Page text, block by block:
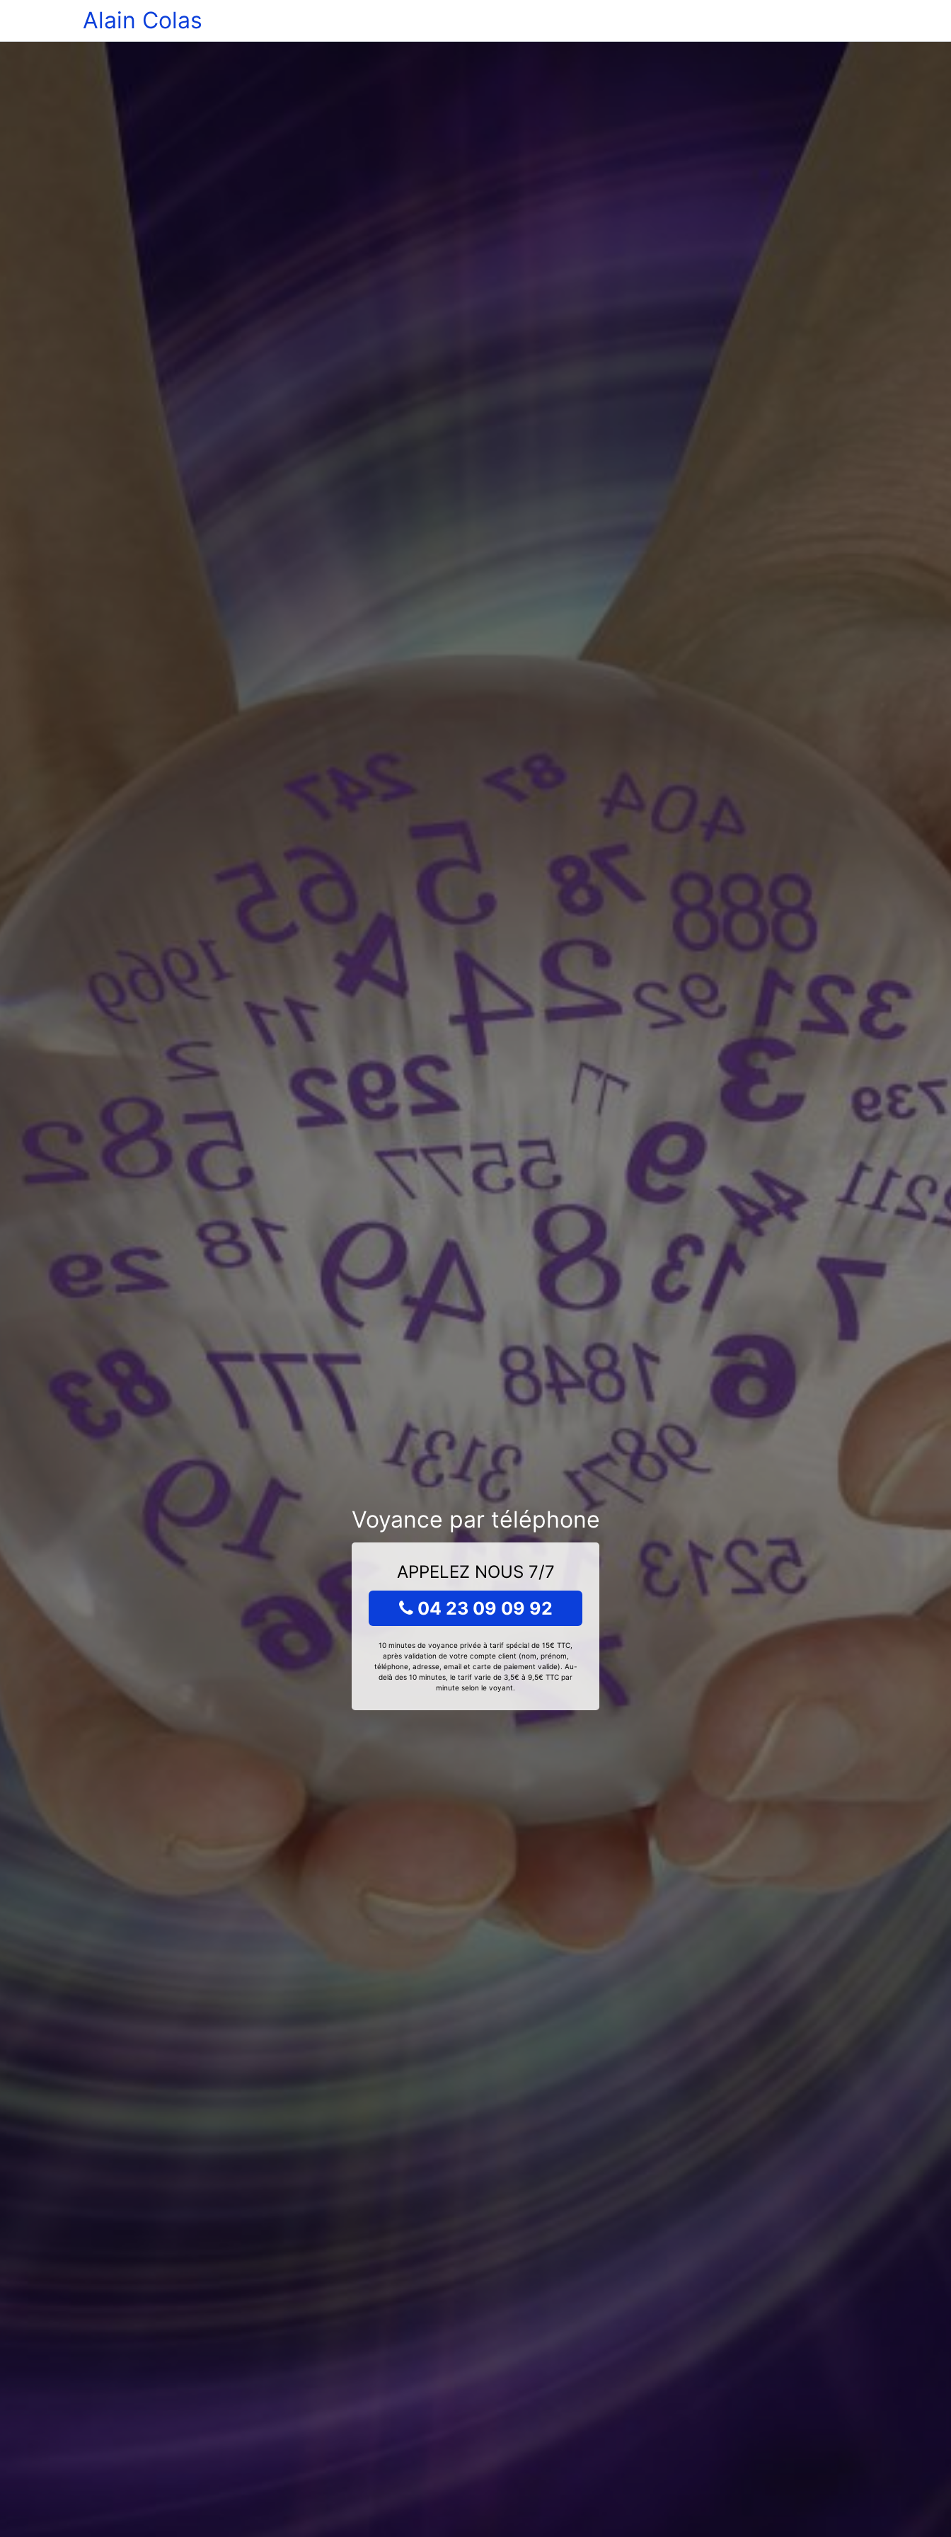
Alain Colas
Voyance par téléphone
APPELEZ NOUS 7/7
04 23 09 09 92
10 minutes de voyance privée à tarif spécial de 15€ TTC,
après validation de votre compte client (nom, prénom,
téléphone, adresse, email et carte de paiement valide). Au-
delà des 10 minutes, le tarif varie de 3,5€ à 9,5€ TTC par
minute selon le voyant.